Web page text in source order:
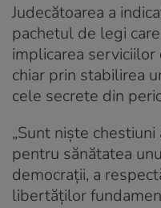
Judecătoarea a
pachetul de legi
implicarea serviciilor
chiar prin stabilirea
cele secrete din
„Sunt nişte
pentru sănătatea
democraţii, a
libertăţilor